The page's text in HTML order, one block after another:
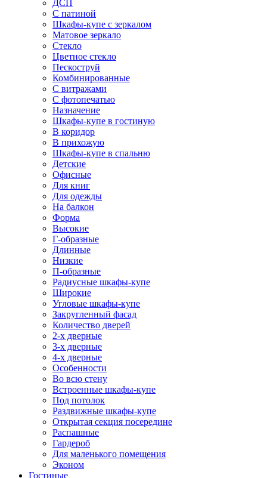
ДСП
С патиной
Шкафы-купе с зеркалом
Матовое зеркало
Стекло
Цветное стекло
Пескоструй
Комбинированные
С витражами
С фотопечатью
Назначение
Шкафы-купе в гостиную
В коридор
В прихожую
Шкафы-купе в спальню
Детские
Офисные
Для книг
Для одежды
На балкон
Форма
Высокие
Г-образные
Длинные
Низкие
П-образные
Радиусные шкафы-купе
Широкие
Угловые шкафы-купе
Закругленный фасад
Количество дверей
2-х дверные
3-х дверные
4-х дверные
Особенности
Во всю стену
Встроенные шкафы-купе
Под потолок
Раздвижные шкафы-купе
Открытая секция посередине
Распашные
Гардероб
Для маленького помещения
Эконом
Гостиные